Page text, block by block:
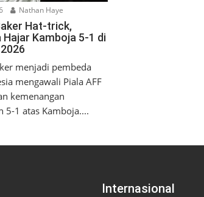
Nathan Haye
Hat-trick,
Hajar Kamboja 5-1 di
menjadi pembeda
mengawali Piala AFF
kemenangan
5-1 atas Kamboja....
Internasional